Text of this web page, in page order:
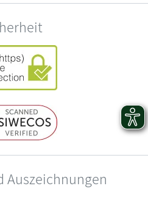
Auszeichnungen